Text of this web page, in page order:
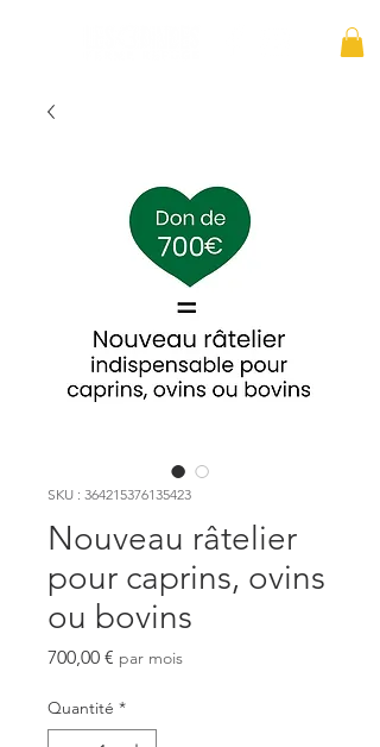
SKU : 364215376135423
Nouveau râtelier
pour caprins, ovins
ou bovins
700,00 € Prix
par mois
Quantité *